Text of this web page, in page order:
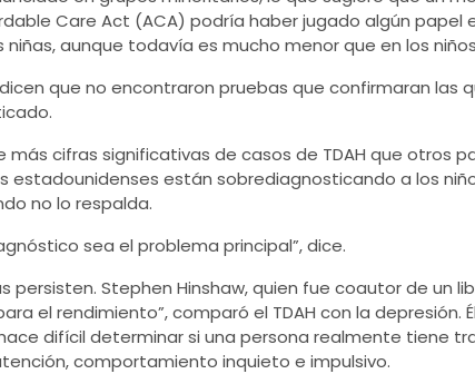
Care Act (ACA) podría haber jugado algún
aunque todavía es mucho menor que en los
que no encontraron pruebas que confirmaran
más cifras significativas de casos de TDAH que otros
estadounidenses están sobrediagnosticando a los
no lo respalda.
sea el problema principal”, dice.
persisten. Stephen Hinshaw, quien fue coautor de un
el rendimiento”, comparó el TDAH con la
difícil determinar si una persona realmente tiene
comportamiento inquieto e impulsivo.